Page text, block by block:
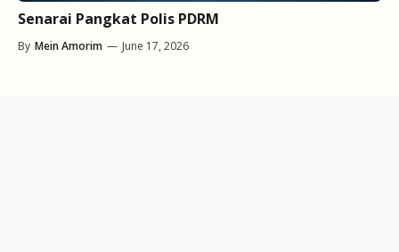
Senarai Pangkat Polis PDRM
By Mein Amorim — June 17, 2026